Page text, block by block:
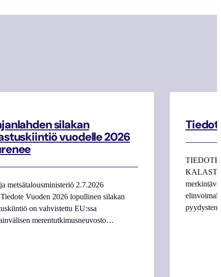
silakan
vuodelle 2026
metsätalousministeriö 2.7.2026
Vuoden 2026 lopullinen silakan
on vahvistettu EU:ssa
merentutkimusneuvosto…
pyydysten